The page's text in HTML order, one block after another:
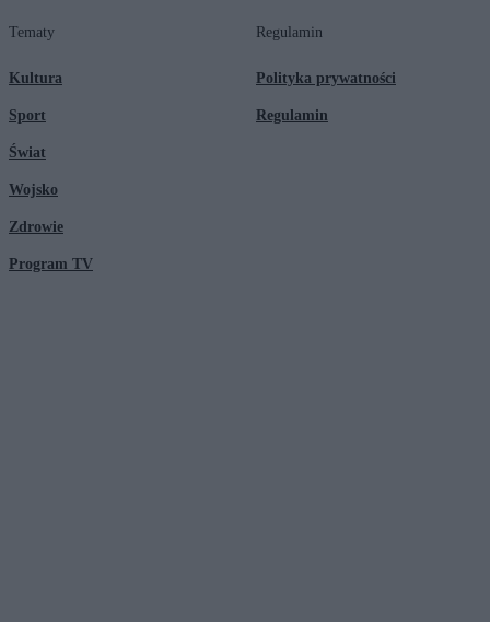
Tematy
Kultura
Sport
Świat
Wojsko
Zdrowie
Program TV
Regulamin
Polityka prywatności
Regulamin